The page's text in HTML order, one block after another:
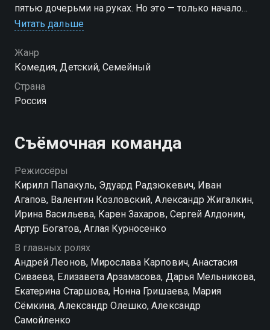
пятью дочерьми на руках. Но это — только начало
кошмара. С ним остается теща и куча проблем!
психотерапевт, распугавший всех клиентов
жалобами на жизнь, прокормить семью и снова
найти личное счастье? На горизонте уже появилась
молодая, привлекательная и очень богатая клиентка
сначала на работу, а потом, глядишь, и в мужья?
Посмотреть онлайн 18 сезон сериала Папины дочки
вы можете совершенно бесплатно в хорошем HD
качестве на Смотрёшке
Читать дальше
Жанр
Комедия, Детский, Семейный
Страна
Россия
Съёмочная команда
Режиссёры
Кирилл Папакуль, Эдуард Радзюкевич, Иван
Агапов, Валентин Козловский, Александр Жигалкин,
Ирина Васильева, Карен Захаров, Сергей Алдонин,
Артур Богатов, Аглая Курносенко
В главных ролях
Андрей Леонов, Мирослава Карпович, Анастасия
Сиваева, Елизавета Арзамасова, Дарья Мельникова,
Екатерина Старшова, Нонна Гришаева, Мария
Сёмкина, Александр Олешко, Александр
Самойленко